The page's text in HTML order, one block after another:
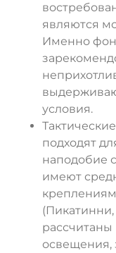
являются
Именно
условия.
подходят
наподобие
имеют
рассчитаны
освещения,